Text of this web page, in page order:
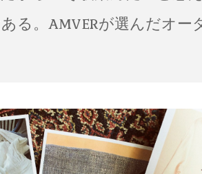
る。AMVERが選んだオー